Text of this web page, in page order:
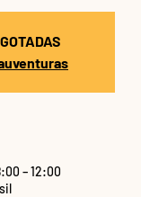
– 12:00